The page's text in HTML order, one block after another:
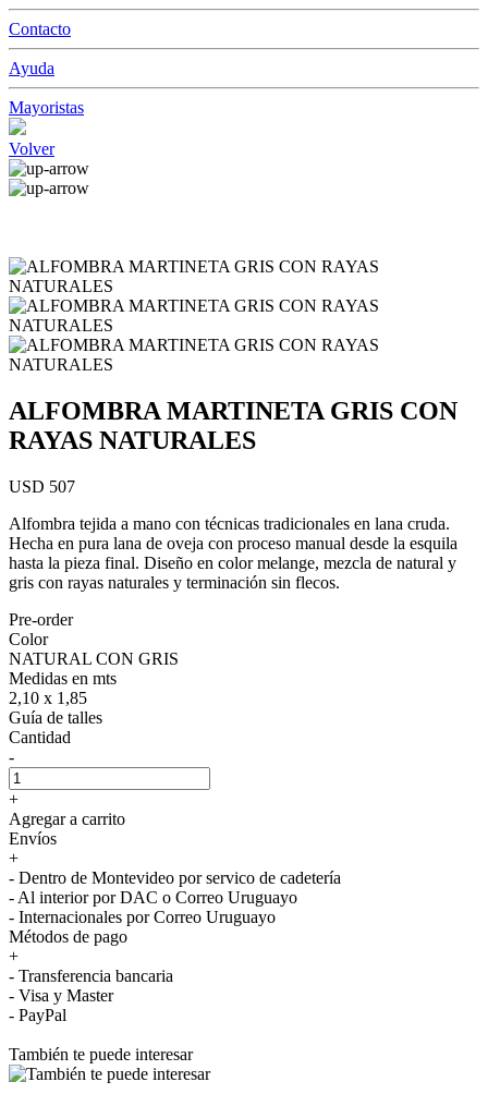
Contacto
Ayuda
Mayoristas
Volver
ALFOMBRA MARTINETA GRIS CON
RAYAS NATURALES
USD 507
Alfombra tejida a mano con técnicas tradicionales en lana cruda.
Hecha en pura lana de oveja con proceso manual desde la esquila
hasta la pieza final. Diseño en color melange, mezcla de natural y
gris con rayas naturales y terminación sin flecos.
Pre-order
Color
NATURAL CON GRIS
Medidas en mts
2,10 x 1,85
Guía de talles
Cantidad
-
+
Agregar a carrito
Envíos
+
- Dentro de Montevideo por servico de cadetería
- Al interior por DAC o Correo Uruguayo
- Internacionales por Correo Uruguayo
Métodos de pago
+
- Transferencia bancaria
- Visa y Master
- PayPal
También te puede interesar